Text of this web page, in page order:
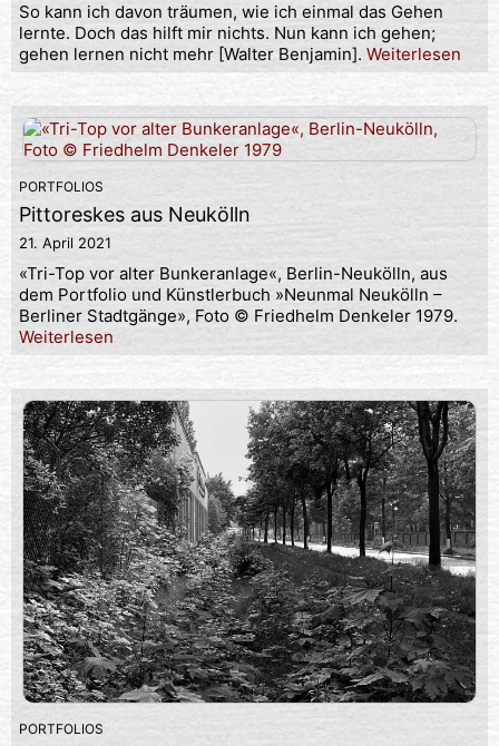
So kann ich davon träumen, wie ich einmal das Gehen
lernte. Doch das hilft mir nichts. Nun kann ich gehen;
gehen lernen nicht mehr [Walter Benjamin]. Weiterlesen
PORTFOLIOS
Pittoreskes aus Neukölln
21. April 2021
«Tri-Top vor alter Bunkeranlage«, Berlin-Neukölln, aus
dem Portfolio und Künstlerbuch »Neunmal Neukölln –
Berliner Stadtgänge», Foto © Friedhelm Denkeler 1979.
Weiterlesen
PORTFOLIOS